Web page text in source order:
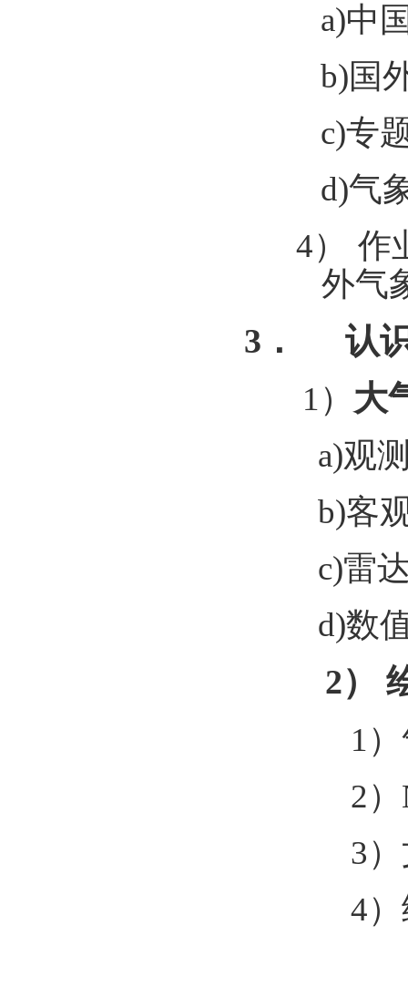
a)中
b)国
c)专
d)气
4）
作
外气
3． 认
1） 大
a)观
b)客
c)雷
d)数
2）
1）
2）
3）
4